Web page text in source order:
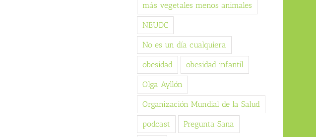
más vegetales menos animales
NEUDC
No es un día cualquiera
obesidad obesidad infantil
Olga Ayllón
Organización Mundial de la Salud
podcast Pregunta Sana